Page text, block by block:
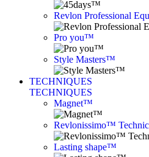
Revlon Professional
Pro you™
Style Masters™
TECHNIQUES
TECHNIQUES
Magnet™
Revlonissimo™
Lasting shape™